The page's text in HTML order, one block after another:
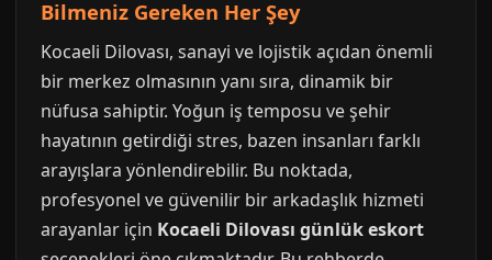
Bilmeniz Gereken Her Şey
Kocaeli Dilovası, sanayi ve lojistik açıdan önemli
bir merkez olmasının yanı sıra, dinamik bir
nüfusa sahiptir. Yoğun iş temposu ve şehir
hayatının getirdiği stres, bazen insanları farklı
arayışlara yönlendirebilir. Bu noktada,
profesyonel ve güvenilir bir arkadaşlık hizmeti
arayanlar için Kocaeli Dilovası günlük eskort